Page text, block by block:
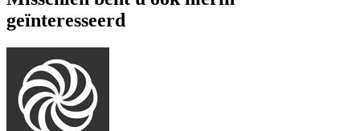
geïnteresseerd